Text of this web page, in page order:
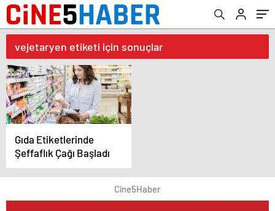
vejetaryen etiketi için sonuçlar
Gıda Etiketlerinde
Şeffaflık Çağı Başladı
Cine5Haber